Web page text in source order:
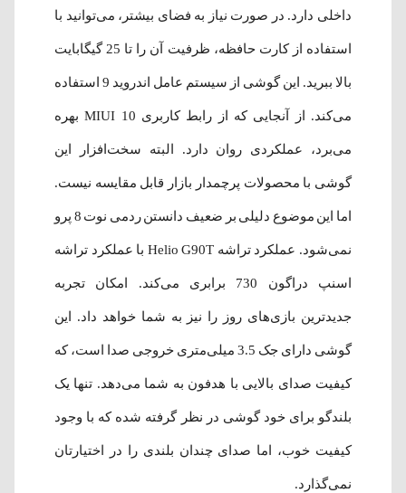
داخلی دارد. در صورت نیاز به فضای بیشتر، می‌توانید با
استفاده از کارت حافظه، ظرفیت آن‌ را تا 25 گیگابایت
بالا ببرید. این گوشی از سیستم عامل اندروید 9 استفاده
می‌کند. از آنجایی که از رابط کاربری MIUI 10 بهره
می‌برد، عملکردی روان دارد. البته سخت‌افزار این
گوشی با محصولات پرچمدار بازار قابل مقایسه نیست.
اما این موضوع دلیلی بر ضعیف دانستن ردمی نوت 8 پرو
نمی‌شود. عملکرد تراشه Helio G90T با عملکرد تراشه
اسنپ‌ دراگون 730 برابری می‌کند. امکان تجربه
جدیدترین بازی‌های روز را نیز به شما خواهد داد. این
گوشی دارای جک 3.5 میلی‌متری خروجی صدا است، که
کیفیت صدای بالایی با هدفون به شما می‌دهد. تنها یک
بلندگو برای خود گوشی در نظر گرفته ‌شده که با وجود
کیفیت خوب، اما صدای چندان بلندی را در اختیارتان
نمی‌گذارد.